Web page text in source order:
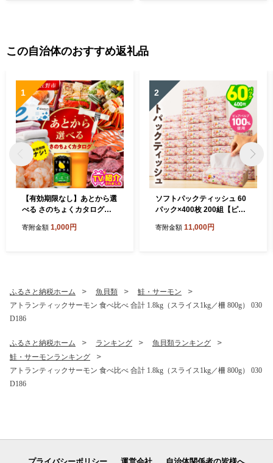
この自治体のおすすめ返礼品
1
【有効期限なし】あとから選
べる さのちょくカタログ
佐野市 ふるさとギフト 4000
寄附金額 1,000円
2
ソフトパックティッシュ 60
パック×400枚 200組【ピュ
急上昇 まとめ買い 日用品 常
寄附金額 11,000円
ふるさと納税ホーム 魚貝類
鮭・サーモン
アトランティックサーモン 食べ比べ 合計 1.8kg（スライス1kg／柵 800g） 030
D186
ふるさと納税ホーム ランキング
魚貝類ランキング
鮭・サーモンランキング
アトランティックサーモン 食べ比べ 合計 1.8kg（スライス1kg／柵 800g） 030
D186